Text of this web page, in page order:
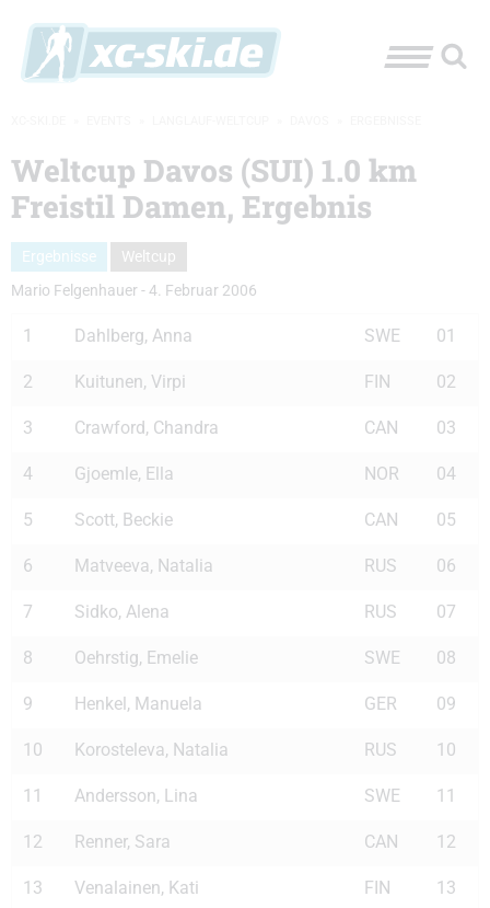
Weltcup Davos (SUI) 1.0 km
Freistil Damen, Ergebnis
Ergebnisse
Weltcup
Mario Felgenhauer -4. Februar 2006
1 Dahlberg, Anna SWE 01
2 Kuitunen, Virpi FIN 02
3 Crawford, Chandra CAN 03
4 Gjoemle, Ella NOR 04
5 Scott, Beckie CAN 05
6 Matveeva, Natalia RUS 06
7 Sidko, Alena RUS 07
8 Oehrstig, Emelie SWE 08
9 Henkel, Manuela GER 09
10 Korosteleva, Natalia RUS 10
11 Andersson, Lina SWE 11
12 Renner, Sara CAN 12
13 Venalainen, Kati FIN 13